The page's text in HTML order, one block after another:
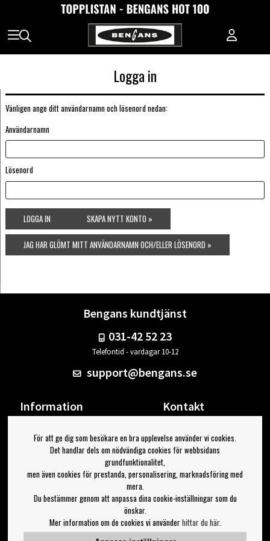
Logga in
Vänligen ange ditt användarnamn och lösenord nedan:
Användarnamn
Lösenord
LOGGA IN SKAPA NYTT KONTO »
JAG HAR GLÖMT MITT ANVÄNDARNAMN OCH/ELLER LÖSENORD »
Bengans kundtjänst
031-42 52 23
Telefontid - vardagar 10-12
support@bengans.se
Information
Om Bengans
FAQ / Köp- & Leveransvillkor
Kontakt
Din sida
Logga ut
Jag vill ha tips från Bengans
Inställningar för nyhetsbrev
För att ge dig som besökare en bra upplevelse använder vi cookies.
Det handlar dels om nödvändiga cookies för webbsidans
grundfunktionalitet,
men även cookies för prestanda, personalisering, marknadsföring med
mera.
Du bestämmer genom att anpassa dina cookie-inställningar som du
önskar.
Mer information om de cookies vi använderhittar du här.